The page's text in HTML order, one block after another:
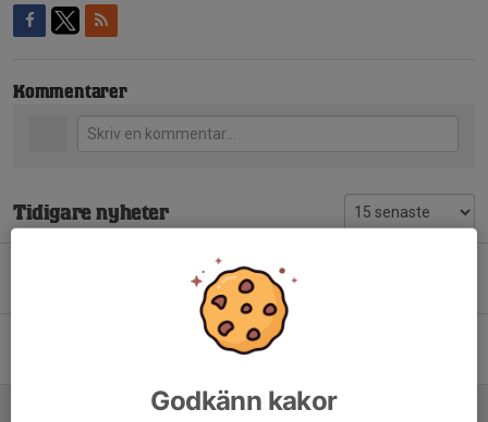
Kommentarer
Tidigare nyheter
Sommarlotteri med 50/50 vinst
Nytt huvudsponsoravtal med Hockeystore
Sommarlovskul med ÅSK
Godkänn kakor